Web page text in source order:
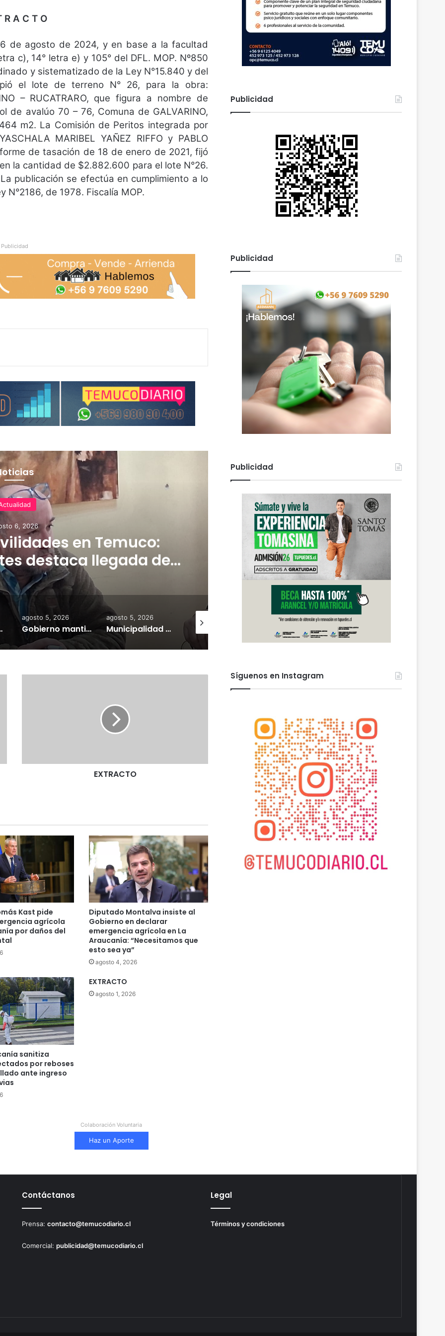
R A C T O
de agosto de 2024, y en base a la facultad
c), 14° letra e) y 105° del DFL. MOP. Nº850
y sistematizado de la Ley N°15.840 y del
el lote de terreno N° 26, para la obra:
– RUCATRARO, que figura a nombre de
de avalúo 70 – 76, Comuna de GALVARINO,
m2. La Comisión de Peritos integrada por
MARIBEL YAÑEZ RIFFO y PABLO
de tasación de 18 de enero de 2021, fijó
la cantidad de $2.882.600 para el lote N°26.
publicación se efectúa en cumplimiento a lo
N°2186, de 1978. Fiscalía MOP.
Publicidad
6, 2026
en Temuco:
destaca llegada de
más accesibles y
de seguridad
agosto 6, 2026
PDI Temuco llama a
robados para proteger
personal y combatir el
y combatir el mercado ilegal
agosto 5, 2026
Gobierno mantiene despliegue regional y refuerza la ayuda en las comunas afectadas por el sistema frontal
agosto 5, 2026
Municipalidad de Temuco y Ejército de Chile entregan 130 fardos de alimento animal donados por Sofo para damnificados de sectores rurales
agosto 7, 2026 agosto 6, 2026
Nuevas micromovilidades en Temuco: concejal Fredy Cartes destaca llegada de empresa Jet con tarifas más accesibles y mejores estándares de seguridad
agosto 6, 2026
EXTRACTO
Kast pide
agrícola
por daños del
Diputado Montalva insiste al
Gobierno en declarar
emergencia agrícola en La
Araucanía: “Necesitamos que
esto sea ya”
agosto 4, 2026
sanitiza
por reboses
ante ingreso
EXTRACTO
agosto 1, 2026
Publicidad
Publicidad
Publicidad
Síguenos en Instagram
Colaboración Voluntaria
Haz un Aporte
Contáctanos
Prensa:contacto@temucodiario.cl
Comercial:publicidad@temucodiario.cl
Legal
Términos y condiciones